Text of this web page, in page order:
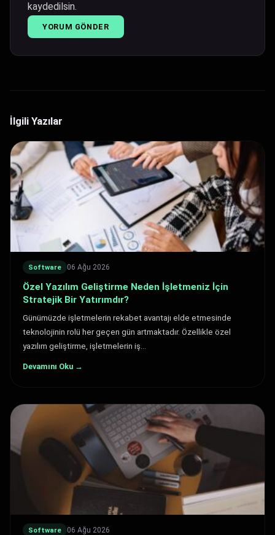
kaydedilsin.
İlgili Yazılar
Software 06 Ağu 2026
Özel Yazılım Geliştirme Neden İşletmeniz İçin
Stratejik Bir Yatırımdır?
Günümüzde işletmelerin rekabet avantajı elde etmesinde
teknolojinin rolü her geçen gün artmaktadır. Özellikle özel
yazılım geliştirme, işletmelerin iş…
Devamını Oku →
Software 06 Ağu 2026